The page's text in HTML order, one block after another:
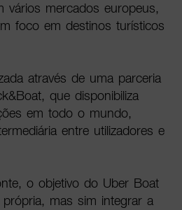
vários mercados europeus,
foco em destinos turísticos
através de uma parceria
que disponibiliza
em todo o mundo,
entre utilizadores e
o objetivo do Uber Boat
mas sim integrar a